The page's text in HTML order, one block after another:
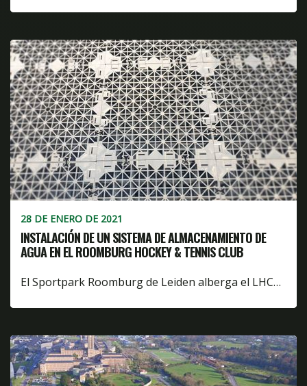
28 DE ENERO DE 2021
INSTALACIÓN DE UN SISTEMA DE ALMACENAMIENTO DE
AGUA EN EL ROOMBURG HOCKEY & TENNIS CLUB
El Sportpark Roomburg de Leiden alberga el LHC…